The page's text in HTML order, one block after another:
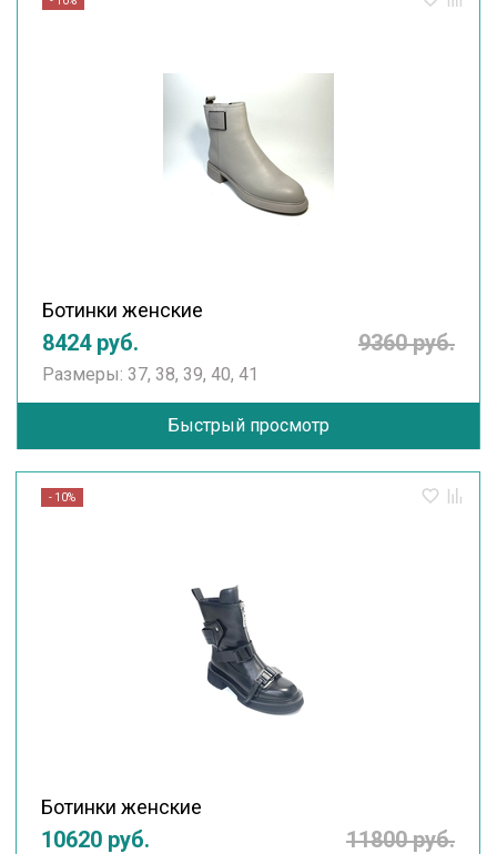
Ботинки женские
8424 руб. 9360 руб.
Размеры: 37, 38, 39, 40, 41
Быстрый просмотр
- 10%
Ботинки женские
10620 руб. 11800 руб.